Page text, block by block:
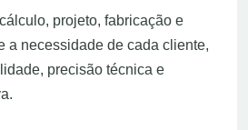
projeto, fabricação e
a necessidade de cada cliente,
precisão técnica e